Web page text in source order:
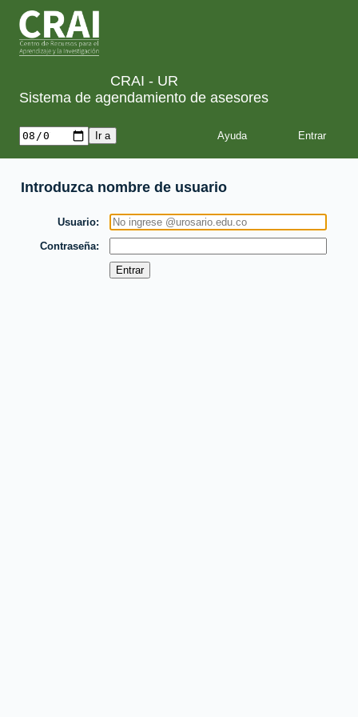
CRAI - UR
Sistema de agendamiento de asesores
Ayuda
Introduzca nombre de usuario
Usuario
Contraseña